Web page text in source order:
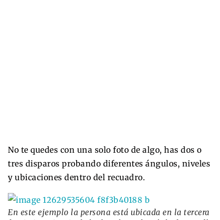
No te quedes con una solo foto de algo, has dos o
tres disparos probando diferentes ángulos, niveles
y ubicaciones dentro del recuadro.
En este ejemplo la persona está ubicada en la tercera